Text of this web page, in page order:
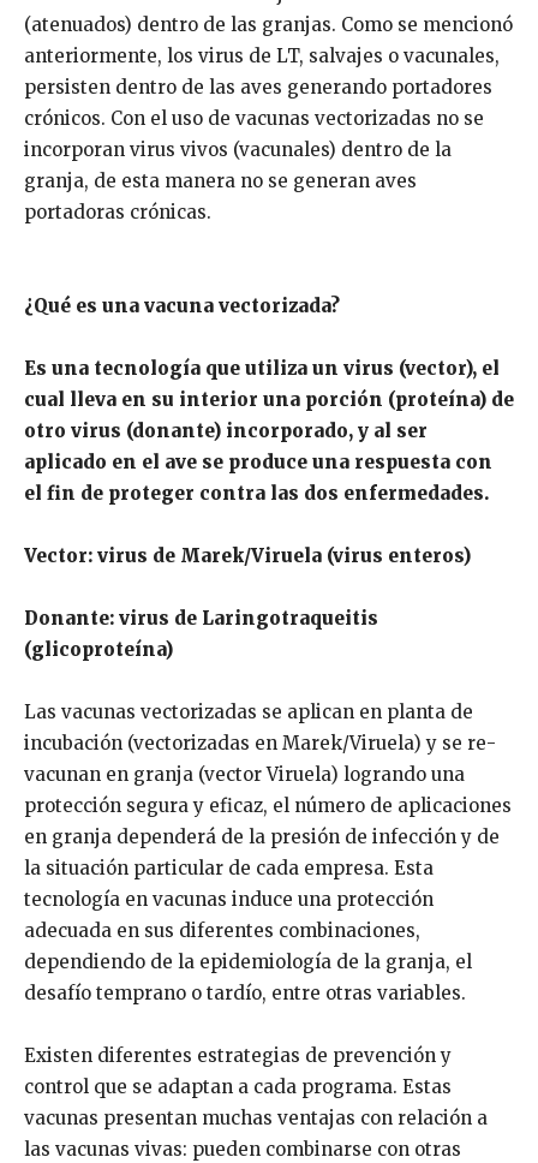
(atenuados) dentro de las granjas. Como se mencionó
anteriormente, los virus de LT, salvajes o vacunales,
persisten dentro de las aves generando portadores
crónicos. Con el uso de vacunas vectorizadas no se
incorporan virus vivos (vacunales) dentro de la
granja, de esta manera no se generan aves
portadoras crónicas.
¿Qué es una vacuna vectorizada?
Es una tecnología que utiliza un virus (vector), el
cual lleva en su interior una porción (proteína) de
otro virus (donante) incorporado, y al ser
aplicado en el ave se produce una respuesta con
el fin de proteger contra las dos enfermedades.
Vector: virus de Marek/Viruela (virus enteros)
Donante: virus de Laringotraqueitis
(glicoproteína)
Las vacunas vectorizadas se aplican en planta de
incubación (vectorizadas en Marek/Viruela) y se re-
vacunan en granja (vector Viruela) logrando una
protección segura y eficaz, el número de aplicaciones
en granja dependerá de la presión de infección y de
la situación particular de cada empresa. Esta
tecnología en vacunas induce una protección
adecuada en sus diferentes combinaciones,
dependiendo de la epidemiología de la granja, el
desafío temprano o tardío, entre otras variables.
Existen diferentes estrategias de prevención y
control que se adaptan a cada programa. Estas
vacunas presentan muchas ventajas con relación a
las vacunas vivas: pueden combinarse con otras